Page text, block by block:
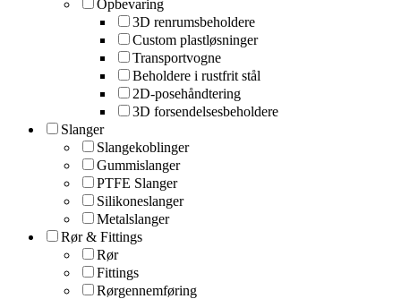
Opbevaring
3D renrumsbeholdere
Custom plastløsninger
Transportvogne
Beholdere i rustfrit stål
2D-posehåndtering
3D forsendelsesbeholdere
Slanger
Slangekoblinger
Gummislanger
PTFE Slanger
Silikoneslanger
Metalslanger
Rør & Fittings
Rør
Fittings
Rørgennemføring